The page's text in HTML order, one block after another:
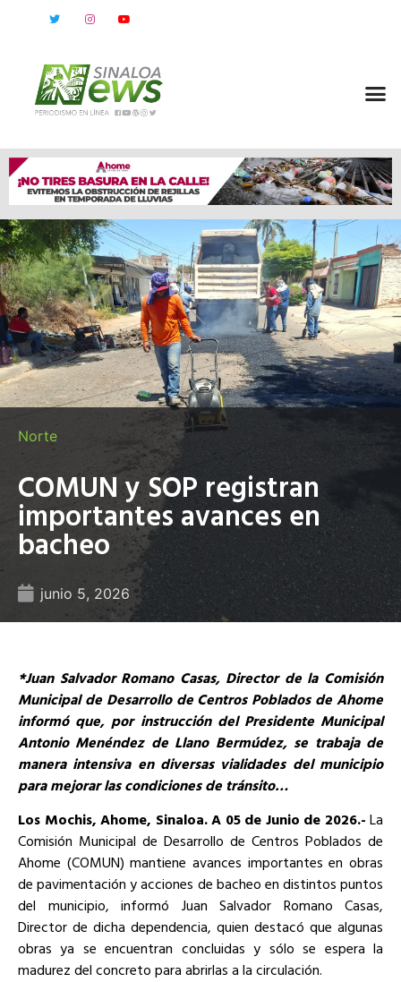
Norte
COMUN y SOP registran
importantes avances en
bacheo
junio 5, 2026
*Juan Salvador Romano Casas, Director de la Comisión
Municipal de Desarrollo de Centros Poblados de Ahome
informó que, por instrucción del Presidente Municipal
Antonio Menéndez de Llano Bermúdez, se trabaja de
manera intensiva en diversas vialidades del municipio
para mejorar las condiciones de tránsito…
Los Mochis, Ahome, Sinaloa. A 05 de Junio de 2026.- La
Comisión Municipal de Desarrollo de Centros Poblados de
Ahome (COMUN) mantiene avances importantes en obras
de pavimentación y acciones de bacheo en distintos puntos
del municipio, informó Juan Salvador Romano Casas,
Director de dicha dependencia, quien destacó que algunas
obras ya se encuentran concluidas y sólo se espera la
madurez del concreto para abrirlas a la circulación.